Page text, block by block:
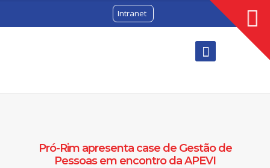
Intranet
Pró-Rim apresenta case de Gestão de
Pessoas em encontro da APEVI